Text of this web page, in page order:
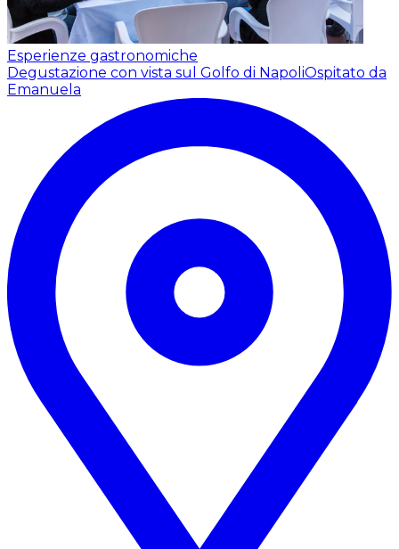
Esperienze gastronomiche
Degustazione con vista sul Golfo di NapoliOspitato da
Emanuela